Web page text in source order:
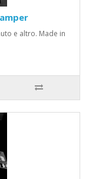
e altro. Made in